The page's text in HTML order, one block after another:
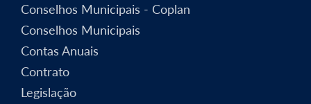
Conselhos Municipais - Coplan
Conselhos Municipais
Contas Anuais
Contrato
Legislação